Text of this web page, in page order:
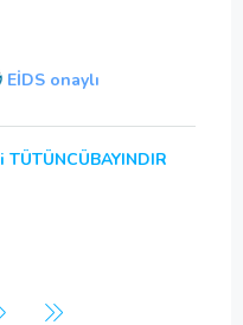
EİDS onaylı
TÜTÜNCÜBAYINDIR